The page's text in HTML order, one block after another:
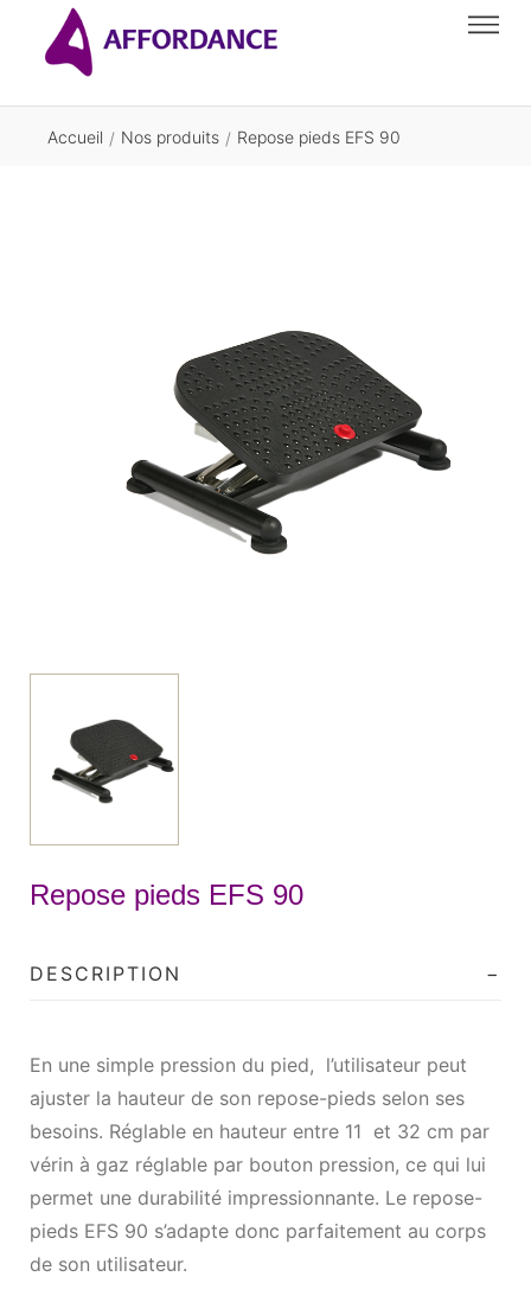
Accueil / Nos produits / Repose pieds EFS 90
Repose pieds EFS 90
DESCRIPTION
En une simple pression du pied, l’utilisateur peut
ajuster la hauteur de son repose-pieds selon ses
besoins. Réglable en hauteur entre 11 et 32 cm par
vérin à gaz réglable par bouton pression, ce qui lui
permet une durabilité impressionnante. Le repose-
pieds EFS 90 s’adapte donc parfaitement au corps
de son utilisateur.